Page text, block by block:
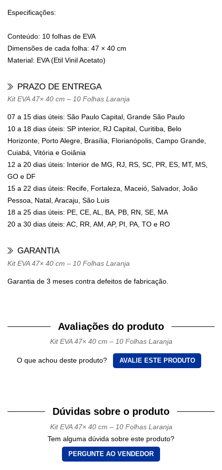
Especificações:
Conteúdo: 10 folhas de EVA
Dimensões de cada folha: 47 × 40 cm
Material: EVA (Etil Vinil Acetato)
PRAZO DE ENTREGA
Kit EVA 47× 40 cm – 10 Folhas Laranja
07 a 15 dias úteis: São Paulo Capital, Grande São Paulo
10 a 18 dias úteis: SP interior, RJ Capital, Curitiba, Belo
Horizonte, Porto Alegre, Brasília, Florianópolis, Campo Grande,
Cuiabá, Vitória e Goiânia
12 a 20 dias úteis: Interior de MG, RJ, RS, SC, PR, ES, MT, MS,
GO e DF
15 a 22 dias úteis: Recife, Fortaleza, Maceió, Salvador, João
Pessoa, Natal, Aracaju, São Luis
18 a 25 dias úteis: PE, CE, AL, BA, PB, RN, SE, MA
20 a 30 dias úteis: AC, RR, AM, AP, PI, PA, TO e RO
GARANTIA
Kit EVA 47× 40 cm – 10 Folhas Laranja
Garantia de 3 meses contra defeitos de fabricação.
Avaliações do produto
Kit EVA 47× 40 cm – 10 Folhas Laranja
O que achou deste produto? AVALIE ESTE PRODUTO
Dúvidas sobre o produto
Kit EVA 47× 40 cm – 10 Folhas Laranja
Tem alguma dúvida sobre este produto?
PERGUNTE AO VENDEDOR